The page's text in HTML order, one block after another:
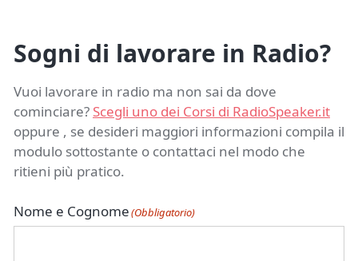
Sogni di lavorare in Radio?
Vuoi lavorare in radio ma non sai da dove
cominciare? Scegli uno dei Corsi di RadioSpeaker.it
oppure , se desideri maggiori informazioni compila il
modulo sottostante o contattaci nel modo che
ritieni più pratico.
Nome e Cognome(Obbligatorio)